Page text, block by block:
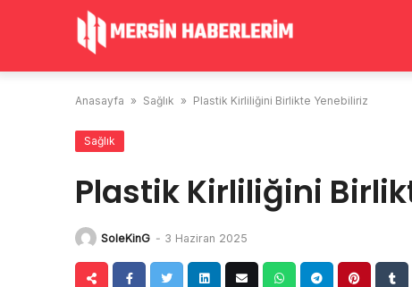
Anasayfa » Sağlık » Plastik Kirliliğini Birlikte Yenebiliriz
Sağlık
Plastik Kirliliğini
SoleKinG - 3 Haziran 2025